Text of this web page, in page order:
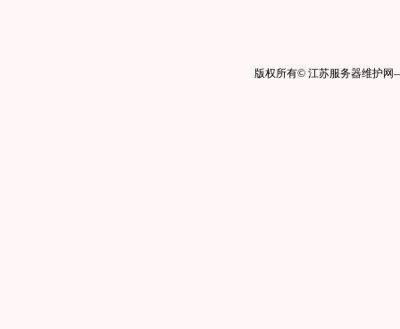
版权所有© 江苏服务器维护